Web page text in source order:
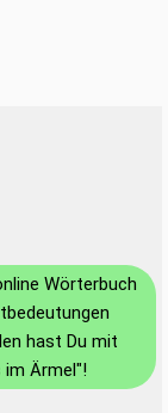
Wörterbuch
hast Du mit
Ärmel"!